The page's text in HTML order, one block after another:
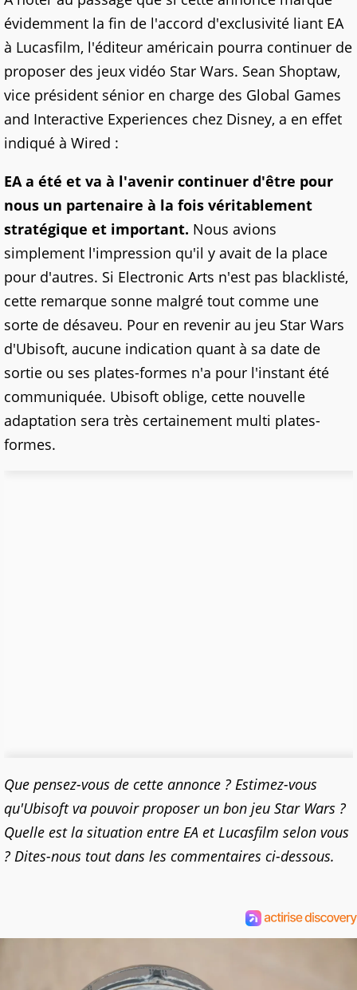
évidemment la fin de l'accord d'exclusivité liant EA
à Lucasfilm, l'éditeur américain pourra continuer de
proposer des jeux vidéo Star Wars. Sean Shoptaw,
vice président sénior en charge des Global Games
and Interactive Experiences chez Disney, a en effet
indiqué à Wired :
EA a été et va à l'avenir continuer d'être pour
nous un partenaire à la fois véritablement
stratégique et important. Nous avions
simplement l'impression qu'il y avait de la place
pour d'autres. Si Electronic Arts n'est pas blacklisté,
cette remarque sonne malgré tout comme une
sorte de désaveu. Pour en revenir au jeu Star Wars
d'Ubisoft, aucune indication quant à sa date de
sortie ou ses plates-formes n'a pour l'instant été
communiquée. Ubisoft oblige, cette nouvelle
adaptation sera très certainement multi plates-
formes.
Que pensez-vous de cette annonce ? Estimez-vous
qu'Ubisoft va pouvoir proposer un bon jeu Star Wars ?
Quelle est la situation entre EA et Lucasfilm selon vous
? Dites-nous tout dans les commentaires ci-dessous.